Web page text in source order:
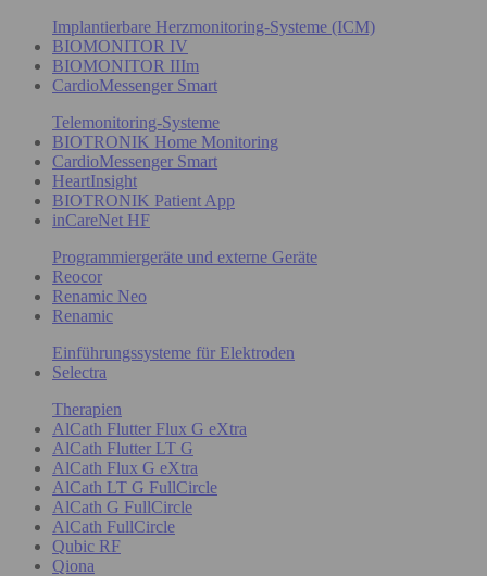
Implantierbare Herzmonitoring-Systeme (ICM)
BIOMONITOR IV
BIOMONITOR IIIm
CardioMessenger Smart
Telemonitoring-Systeme
BIOTRONIK Home Monitoring
CardioMessenger Smart
HeartInsight
BIOTRONIK Patient App
inCareNet HF
Programmiergeräte und externe Geräte
Reocor
Renamic Neo
Renamic
Einführungssysteme für Elektroden
Selectra
Therapien
AlCath Flutter Flux G eXtra
AlCath Flutter LT G
AlCath Flux G eXtra
AlCath LT G FullCircle
AlCath G FullCircle
AlCath FullCircle
Qubic RF
Qiona